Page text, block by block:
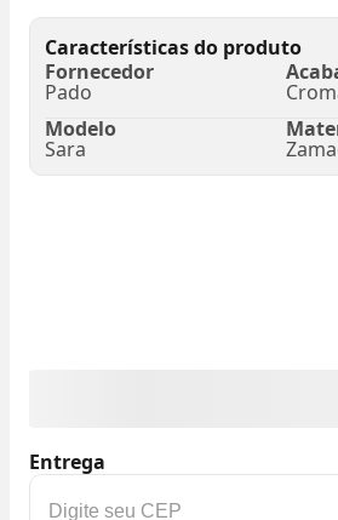
Características do produto
Fornecedor
Pado
Modelo
Sara
Entrega